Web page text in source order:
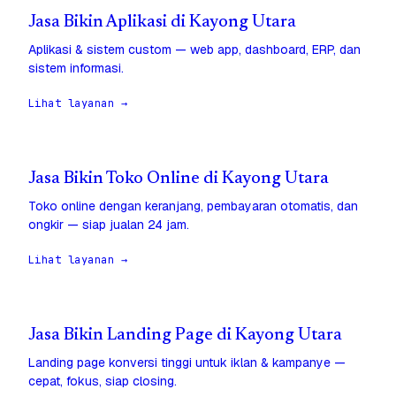
Jasa Bikin Aplikasi di Kayong Utara
Aplikasi & sistem custom — web app, dashboard, ERP, dan
sistem informasi.
Lihat layanan →
Jasa Bikin Toko Online di Kayong Utara
Toko online dengan keranjang, pembayaran otomatis, dan
ongkir — siap jualan 24 jam.
Lihat layanan →
Jasa Bikin Landing Page di Kayong Utara
Landing page konversi tinggi untuk iklan & kampanye —
cepat, fokus, siap closing.